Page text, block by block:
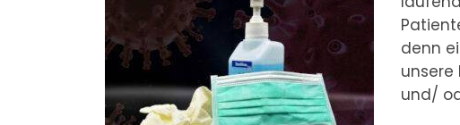
denn
und/